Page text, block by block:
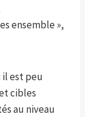
ensemble »,
il est peu
cibles
au niveau